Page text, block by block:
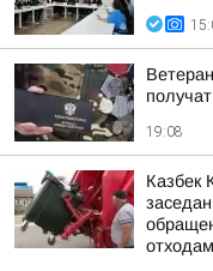
19:08
Казбек